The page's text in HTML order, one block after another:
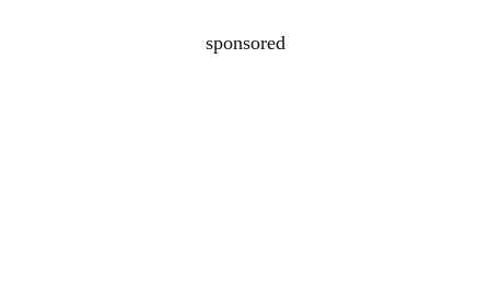
sponsored